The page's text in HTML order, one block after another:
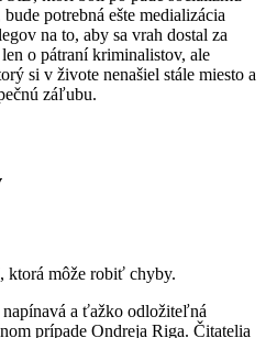
potrebná ešte medializácia
na to, aby sa vrah dostal za
o pátraní kriminalistov, ale
si v živote nenašiel stále miesto a
záľubu.
ktorá môže robiť chyby.
napínavá a ťažko odložiteľná
prípade Ondreja Riga. Čitatelia